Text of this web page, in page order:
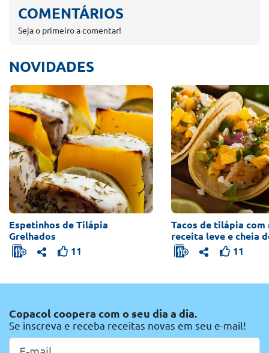
COMENTÁRIOS
Seja o primeiro a comentar!
NOVIDADES
Espetinhos de Tilápia
Grelhados
11
Tacos de tilápia com
receita leve e cheia
11
Copacol coopera com o seu dia a dia.
Se inscreva e receba receitas novas em seu e-mail!